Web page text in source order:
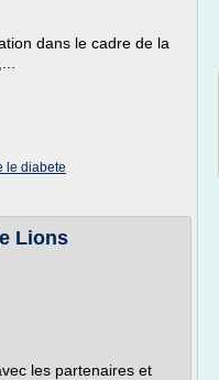
dans le cadre de la
le diabete
Lions
les partenaires et